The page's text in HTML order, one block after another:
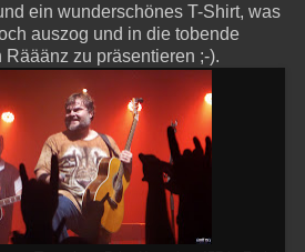
ein wunderschönes T-Shirt, was
auszog und in die tobende
Rääänz zu präsentieren ;-).